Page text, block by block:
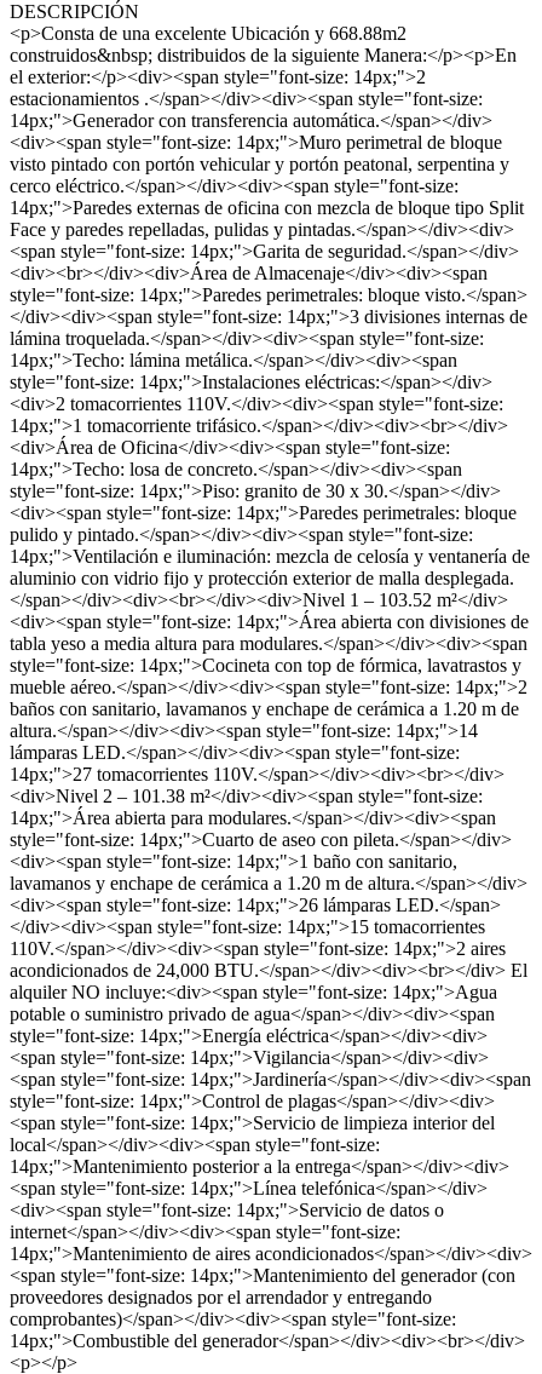
DESCRIPCIÓN
<p>Consta de una excelente Ubicación y 668.88m2
construidos&nbsp; distribuidos de la siguiente Manera:</p><p>En
el exterior:</p><div><span style="font-size: 14px;">2
estacionamientos .</span></div><div><span style="font-size:
14px;">Generador con transferencia automática.</span></div>
<div><span style="font-size: 14px;">Muro perimetral de bloque
visto pintado con portón vehicular y portón peatonal, serpentina y
cerco eléctrico.</span></div><div><span style="font-size:
14px;">Paredes externas de oficina con mezcla de bloque tipo Split
Face y paredes repelladas, pulidas y pintadas.</span></div><div>
<span style="font-size: 14px;">Garita de seguridad.</span></div>
<div><br></div><div>Área de Almacenaje</div><div><span
style="font-size: 14px;">Paredes perimetrales: bloque visto.</span>
</div><div><span style="font-size: 14px;">3 divisiones internas de
lámina troquelada.</span></div><div><span style="font-size:
14px;">Techo: lámina metálica.</span></div><div><span
style="font-size: 14px;">Instalaciones eléctricas:</span></div>
<div>2 tomacorrientes 110V.</div><div><span style="font-size:
14px;">1 tomacorriente trifásico.</span></div><div><br></div>
<div>Área de Oficina</div><div><span style="font-size:
14px;">Techo: losa de concreto.</span></div><div><span
style="font-size: 14px;">Piso: granito de 30 x 30.</span></div>
<div><span style="font-size: 14px;">Paredes perimetrales: bloque
pulido y pintado.</span></div><div><span style="font-size:
14px;">Ventilación e iluminación: mezcla de celosía y ventanería de
aluminio con vidrio fijo y protección exterior de malla desplegada.
</span></div><div><br></div><div>Nivel 1 – 103.52 m²</div>
<div><span style="font-size: 14px;">Área abierta con divisiones de
tabla yeso a media altura para modulares.</span></div><div><span
style="font-size: 14px;">Cocineta con top de fórmica, lavatrastos y
mueble aéreo.</span></div><div><span style="font-size: 14px;">2
baños con sanitario, lavamanos y enchape de cerámica a 1.20 m de
altura.</span></div><div><span style="font-size: 14px;">14
lámparas LED.</span></div><div><span style="font-size:
14px;">27 tomacorrientes 110V.</span></div><div><br></div>
<div>Nivel 2 – 101.38 m²</div><div><span style="font-size:
14px;">Área abierta para modulares.</span></div><div><span
style="font-size: 14px;">Cuarto de aseo con pileta.</span></div>
<div><span style="font-size: 14px;">1 baño con sanitario,
lavamanos y enchape de cerámica a 1.20 m de altura.</span></div>
<div><span style="font-size: 14px;">26 lámparas LED.</span>
</div><div><span style="font-size: 14px;">15 tomacorrientes
110V.</span></div><div><span style="font-size: 14px;">2 aires
acondicionados de 24,000 BTU.</span></div><div><br></div> El
alquiler NO incluye:<div><span style="font-size: 14px;">Agua
potable o suministro privado de agua</span></div><div><span
style="font-size: 14px;">Energía eléctrica</span></div><div>
<span style="font-size: 14px;">Vigilancia</span></div><div>
<span style="font-size: 14px;">Jardinería</span></div><div><span
style="font-size: 14px;">Control de plagas</span></div><div>
<span style="font-size: 14px;">Servicio de limpieza interior del
local</span></div><div><span style="font-size:
14px;">Mantenimiento posterior a la entrega</span></div><div>
<span style="font-size: 14px;">Línea telefónica</span></div>
<div><span style="font-size: 14px;">Servicio de datos o
internet</span></div><div><span style="font-size:
14px;">Mantenimiento de aires acondicionados</span></div><div>
<span style="font-size: 14px;">Mantenimiento del generador (con
proveedores designados por el arrendador y entregando
comprobantes)</span></div><div><span style="font-size:
14px;">Combustible del generador</span></div><div><br></div>
<p></p>